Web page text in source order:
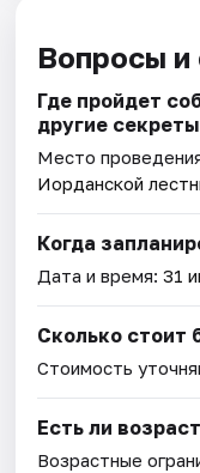
Вопросы и
Где пройдет
другие
Место
Иорданской
Когда
Дата и время:31
Сколько стоит
Стоимость
Есть ли
Возрастные